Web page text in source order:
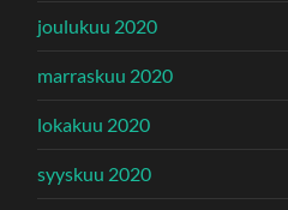
joulukuu 2020
marraskuu 2020
lokakuu 2020
syyskuu 2020